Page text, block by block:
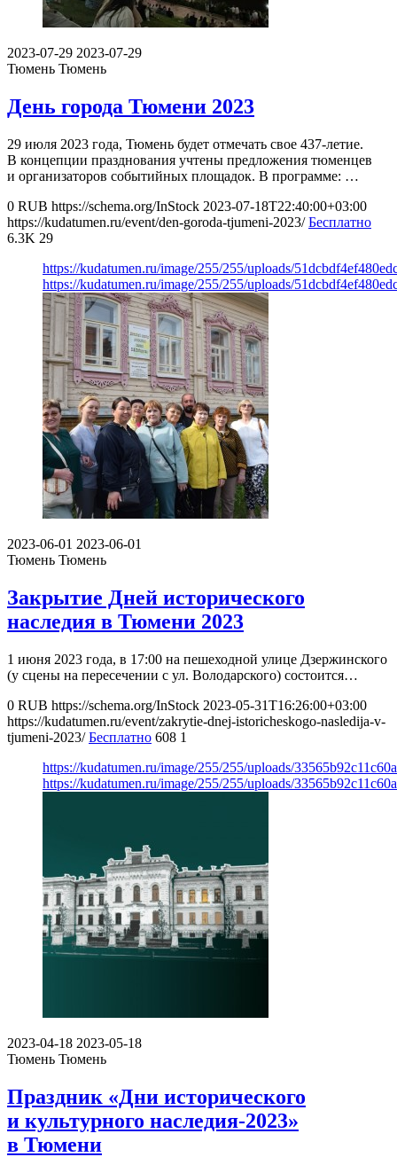
2023-07-29 2023-07-29
Тюмень Тюмень
День города Тюмени 2023
29 июля 2023 года, Тюмень будет отмечать свое 437-летие.
В концепции празднования учтены предложения тюменцев
и организаторов событийных площадок. В программе: …
0 RUB https://schema.org/InStock 2023-07-18T22:40:00+03:00
https://kudatumen.ru/event/den-goroda-tjumeni-2023/ Бесплатно
6.3K 29
https://kudatumen.ru/image/255/255/uploads/
https://kudatumen.ru/image/255/255/uploads/
2023-06-01 2023-06-01
Тюмень Тюмень
Закрытие Дней исторического
наследия в Тюмени 2023
1 июня 2023 года, в 17:00 на пешеходной улице Дзержинского
(у сцены на пересечении с ул. Володарского) состоится…
0 RUB https://schema.org/InStock 2023-05-31T16:26:00+03:00
https://kudatumen.ru/event/zakrytie-dnej-istoricheskogo-nasledija-v-
tjumeni-2023/ Бесплатно 608 1
https://kudatumen.ru/image/255/255/uploads/
https://kudatumen.ru/image/255/255/uploads/
2023-04-18 2023-05-18
Тюмень Тюмень
Праздник «Дни исторического
и культурного наследия-2023»
в Тюмени